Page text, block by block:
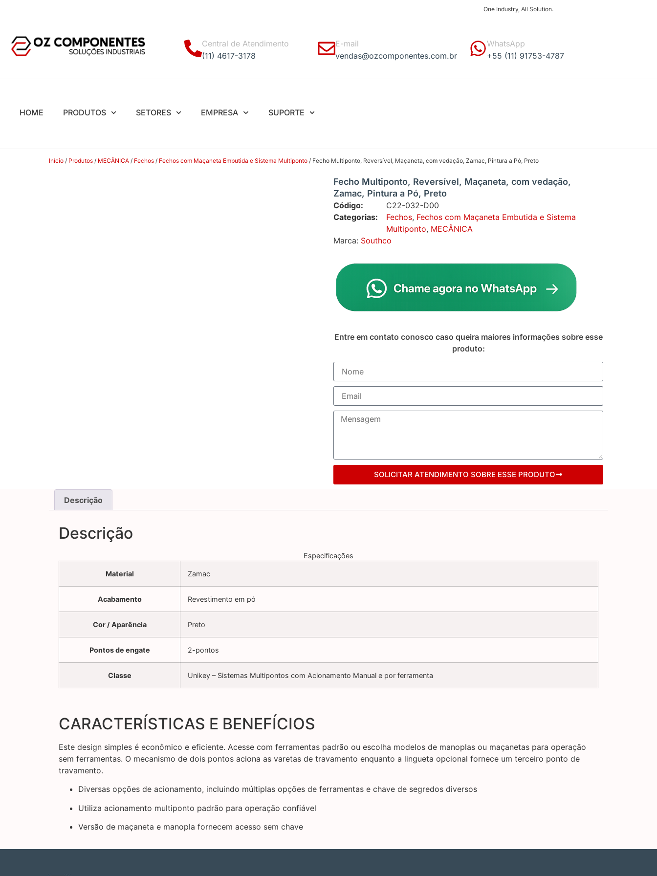
One Industry, All Solution.
Central de Atendimento
(11) 4617-3178
E-mail
vendas@ozcomponentes.com.br
WhatsApp
+55 (11) 91753-4787
HOME PRODUTOS SETORES EMPRESA SUPORTE
Início / Produtos / MECÂNICA / Fechos / Fechos com Maçaneta Embutida e Sistema Multiponto / Fecho Multiponto, Reversível, Maçaneta, com vedação, Zamac, Pintura a Pó, Preto
Fecho Multiponto, Reversível, Maçaneta, com vedação,
Zamac, Pintura a Pó, Preto
Código:
C22-032-D00
Categorias:
Fechos, Fechos com Maçaneta Embutida e Sistema
Multiponto, MECÂNICA
Marca: Southco
Entre em contato conosco caso queira maiores informações sobre esse
produto:
SOLICITAR ATENDIMENTO SOBRE ESSE PRODUTO
Descrição
Descrição
Especificações
Material Zamac
Acabamento Revestimento em pó
Cor / Aparência Preto
Pontos de engate 2-pontos
Classe Unikey – Sistemas Multipontos com Acionamento Manual e por ferramenta
CARACTERÍSTICAS E BENEFÍCIOS
Este design simples é econômico e eficiente. Acesse com ferramentas padrão ou escolha modelos de manoplas ou maçanetas para operação
sem ferramentas. O mecanismo de dois pontos aciona as varetas de travamento enquanto a lingueta opcional fornece um terceiro ponto de
travamento.
Diversas opções de acionamento, incluindo múltiplas opções de ferramentas e chave de segredos diversos
Utiliza acionamento multiponto padrão para operação confiável
Versão de maçaneta e manopla fornecem acesso sem chave